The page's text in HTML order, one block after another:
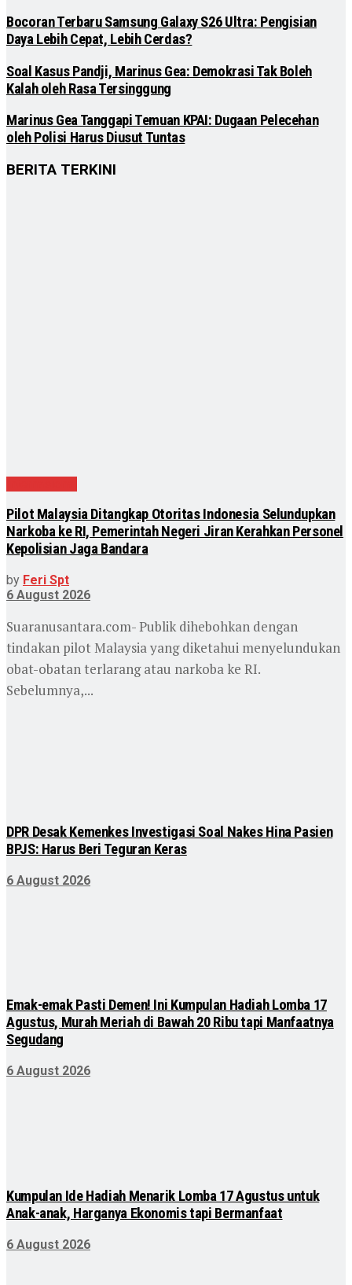
Bocoran Terbaru Samsung Galaxy S26 Ultra: Pengisian
Daya Lebih Cepat, Lebih Cerdas?
Soal Kasus Pandji, Marinus Gea: Demokrasi Tak Boleh
Kalah oleh Rasa Tersinggung
Marinus Gea Tanggapi Temuan KPAI: Dugaan Pelecehan
oleh Polisi Harus Diusut Tuntas
BERITA TERKINI
Pilot Malaysia Ditangkap Otoritas Indonesia Selundupkan
Narkoba ke RI, Pemerintah Negeri Jiran Kerahkan Personel
Kepolisian Jaga Bandara
by Feri Spt
6 August 2026
Suaranusantara.com- Publik dihebohkan dengan
tindakan pilot Malaysia yang diketahui menyelundukan
obat-obatan terlarang atau narkoba ke RI.
Sebelumnya,...
DPR Desak Kemenkes Investigasi Soal Nakes Hina Pasien
BPJS: Harus Beri Teguran Keras
6 August 2026
Emak-emak Pasti Demen! Ini Kumpulan Hadiah Lomba 17
Agustus, Murah Meriah di Bawah 20 Ribu tapi Manfaatnya
Segudang
6 August 2026
Kumpulan Ide Hadiah Menarik Lomba 17 Agustus untuk
Anak-anak, Harganya Ekonomis tapi Bermanfaat
6 August 2026